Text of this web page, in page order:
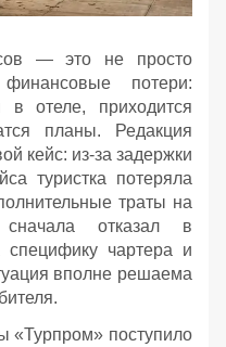
— это не просто
потери:
в отеле, приходится
планы. Редакция
кейс: из‑за задержки
туристка потеряла
траты на
сначала отказал в
специфику чартера и
вполне решаема
«Турпром» поступило